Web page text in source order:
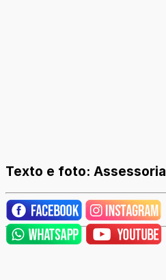
Texto e foto: Assessoria